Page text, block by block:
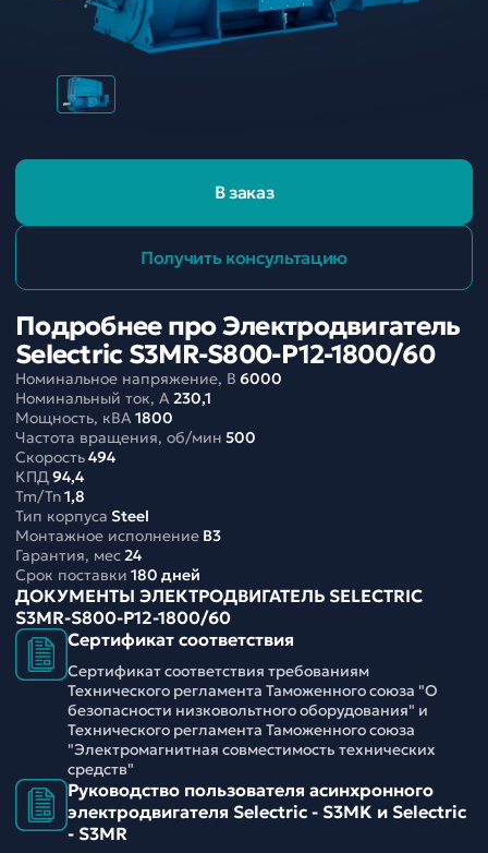
В заказ
Получить консультацию
Подробнее про Электродвигатель
Selectric S3MR-S800-P12-1800/60
Номинальное напряжение, В 6000
Номинальный ток, A230,1
Мощность, кВА1800
Частота вращения, об/мин 500
Скорость494
КПД94,4
Tm/Tn1,8
Тип корпуса Steel
Монтажное исполнение B3
Гарантия, мес24
Срок поставки 180 дней
ДОКУМЕНТЫ ЭЛЕКТРОДВИГАТЕЛЬ SELECTRIC
S3MR-S800-P12-1800/60
Сертификат соответствия
Сертификат соответствия требованиям
Технического регламента Таможенного союза "О
безопасности низковольтного оборудования" и
Технического регламента Таможенного союза
"Электромагнитная совместимость технических
средств"
Руководство пользователя асинхронного
электродвигателя Selectric - S3MK и Selectric
- S3MR